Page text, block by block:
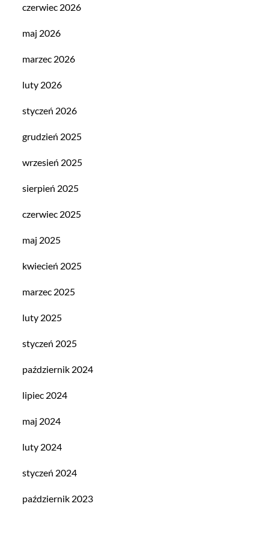
czerwiec 2026
maj 2026
marzec 2026
luty 2026
styczeń 2026
grudzień 2025
wrzesień 2025
sierpień 2025
czerwiec 2025
maj 2025
kwiecień 2025
marzec 2025
luty 2025
styczeń 2025
październik 2024
lipiec 2024
maj 2024
luty 2024
styczeń 2024
październik 2023